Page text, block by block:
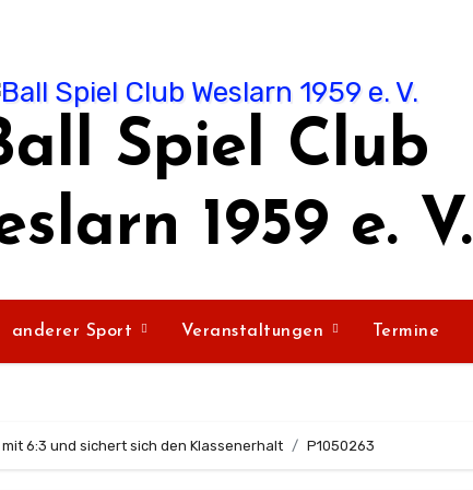
Spiel Club
1959 e. V.
anderer Sport Veranstaltungen Termine
6:3 und sichert sich den Klassenerhalt P1050263